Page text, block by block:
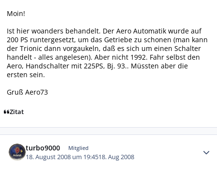
Moin!
Ist hier woanders behandelt. Der Aero Automatik wurde auf
200 PS runtergesetzt, um das Getriebe zu schonen (man kann
der Trionic dann vorgaukeln, daß es sich um einen Schalter
handelt - alles angelesen). Aber nicht 1992. Fahr selbst den
Aero, Handschalter mit 225PS, Bj. 93.. Müssten aber die
ersten sein.
Gruß Aero73
Zitat
turbo9000 Mitglied
18. August 2008 um 19:4518. Aug 2008